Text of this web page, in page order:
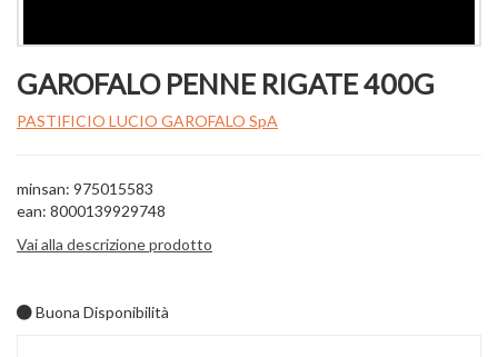
GAROFALO PENNE RIGATE 400G
PASTIFICIO LUCIO GAROFALO SpA
minsan: 975015583
ean: 8000139929748
Vai alla descrizione prodotto
Buona Disponibilità